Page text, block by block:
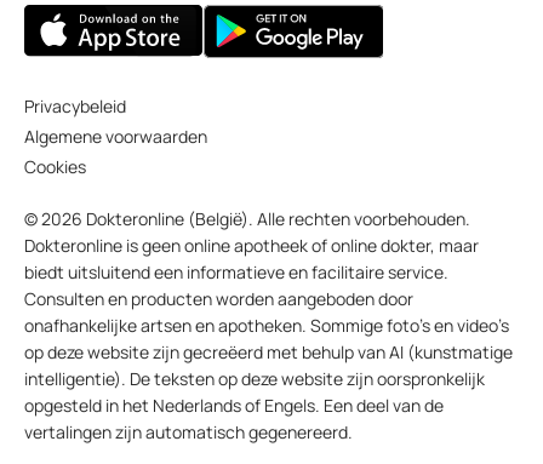
Privacybeleid
Algemene voorwaarden
Cookies
© 2026 Dokteronline (België). Alle rechten voorbehouden.
Dokteronline is geen online apotheek of online dokter, maar
biedt uitsluitend een informatieve en facilitaire service.
Consulten en producten worden aangeboden door
onafhankelijke artsen en apotheken. Sommige foto’s en video’s
op deze website zijn gecreëerd met behulp van AI (kunstmatige
intelligentie). De teksten op deze website zijn oorspronkelijk
opgesteld in het Nederlands of Engels. Een deel van de
vertalingen zijn automatisch gegenereerd.